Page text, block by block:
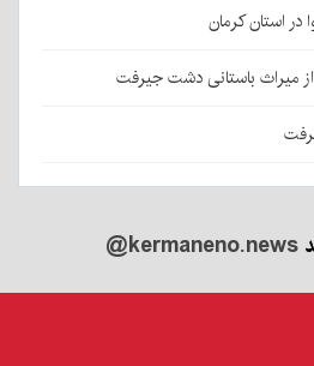
استان کرمان
میراث باستانی دشت جیرفت
@kermaneno.news